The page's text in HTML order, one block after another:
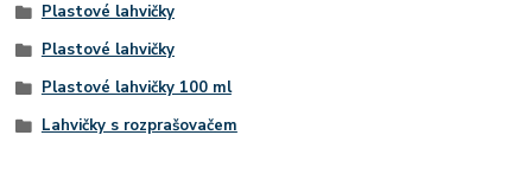
Plastové lahvičky
Plastové lahvičky
Plastové lahvičky 100 ml
Lahvičky s rozprašovačem